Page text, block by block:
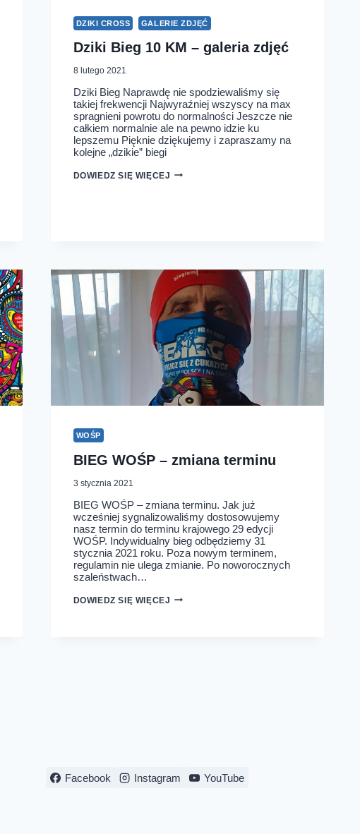
DZIKI CROSS GALERIE ZDJĘĆ
Dziki Bieg 10 KM – galeria zdjęć
8 lutego 2021
Dziki Bieg Naprawdę nie spodziewaliśmy się
takiej frekwencji Najwyraźniej wszyscy na max
spragnieni powrotu do normalności Jeszcze nie
całkiem normalnie ale na pewno idzie ku
lepszemu Pięknie dziękujemy i zapraszamy na
kolejne „dzikie” biegi
DOWIEDZ SIĘ WIĘCEJ DZIKI
WOŚP
BIEG WOŚP – zmiana terminu
3 stycznia 2021
BIEG WOŚP – zmiana terminu. Jak już
wcześniej sygnalizowaliśmy dostosowujemy
nasz termin do terminu krajowego 29 edycji
WOŚP. Indywidualny bieg odbędziemy 31
stycznia 2021 roku. Poza nowym terminem,
regulamin nie ulega zmianie. Po noworocznych
szaleństwach…
DOWIEDZ SIĘ WIĘCEJ BIEG
Facebook Instagram YouTube